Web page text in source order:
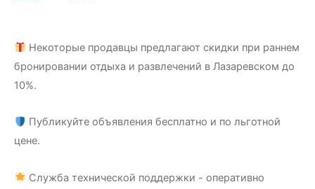
Некоторые продавцы предлагают скидки при раннем
бронировании отдыха и развлечений в Лазаревском до
10%.
Публикуйте объявления бесплатно и по льготной
цене.
Служба технической поддержки - оперативно